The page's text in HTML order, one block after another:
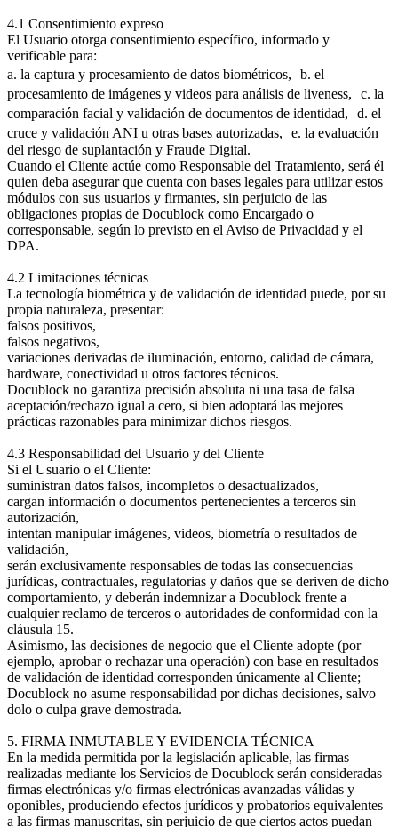
4.1 Consentimiento expreso
El Usuario otorga consentimiento específico, informado y
verificable para:
a. la captura y procesamiento de datos biométricos, b. el
procesamiento de imágenes y videos para análisis de liveness, c. la
comparación facial y validación de documentos de identidad, d. el
cruce y validación ANI u otras bases autorizadas, e. la evaluación
del riesgo de suplantación y Fraude Digital.
Cuando el Cliente actúe como Responsable del Tratamiento, será él
quien deba asegurar que cuenta con bases legales para utilizar estos
módulos con sus usuarios y firmantes, sin perjuicio de las
obligaciones propias de Docublock como Encargado o
corresponsable, según lo previsto en el Aviso de Privacidad y el
DPA.
4.2 Limitaciones técnicas
La tecnología biométrica y de validación de identidad puede, por su
propia naturaleza, presentar:
falsos positivos,
falsos negativos,
variaciones derivadas de iluminación, entorno, calidad de cámara,
hardware, conectividad u otros factores técnicos.
Docublock no garantiza precisión absoluta ni una tasa de falsa
aceptación/rechazo igual a cero, si bien adoptará las mejores
prácticas razonables para minimizar dichos riesgos.
4.3 Responsabilidad del Usuario y del Cliente
Si el Usuario o el Cliente:
suministran datos falsos, incompletos o desactualizados,
cargan información o documentos pertenecientes a terceros sin
autorización,
intentan manipular imágenes, videos, biometría o resultados de
validación,
serán exclusivamente responsables de todas las consecuencias
jurídicas, contractuales, regulatorias y daños que se deriven de dicho
comportamiento, y deberán indemnizar a Docublock frente a
cualquier reclamo de terceros o autoridades de conformidad con la
cláusula 15.
Asimismo, las decisiones de negocio que el Cliente adopte (por
ejemplo, aprobar o rechazar una operación) con base en resultados
de validación de identidad corresponden únicamente al Cliente;
Docublock no asume responsabilidad por dichas decisiones, salvo
dolo o culpa grave demostrada.
5. FIRMA INMUTABLE Y EVIDENCIA TÉCNICA
En la medida permitida por la legislación aplicable, las firmas
realizadas mediante los Servicios de Docublock serán consideradas
firmas electrónicas y/o firmas electrónicas avanzadas válidas y
oponibles, produciendo efectos jurídicos y probatorios equivalentes
a las firmas manuscritas, sin perjuicio de que ciertos actos puedan